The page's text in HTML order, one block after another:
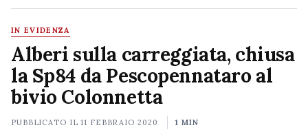
IN EVIDENZA
Alberi sulla carreggiata, chiusa
la Sp84 da Pescopennataro al
bivio Colonnetta
PUBBLICATO IL11 FEBBRAIO 2020 1 MIN